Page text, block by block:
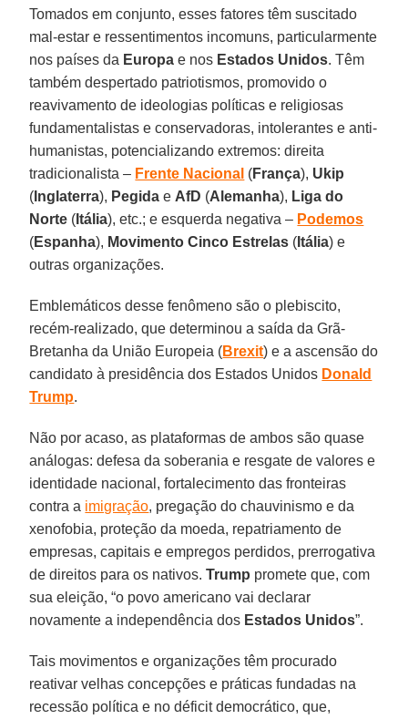
Tomados em conjunto, esses fatores têm suscitado
mal-estar e ressentimentos incomuns, particularmente
nos países da Europa e nos Estados Unidos. Têm
também despertado patriotismos, promovido o
reavivamento de ideologias políticas e religiosas
fundamentalistas e conservadoras, intolerantes e anti-
humanistas, potencializando extremos: direita
tradicionalista – Frente Nacional (França), Ukip
( Inglaterra), Pegida e AfD (Alemanha), Liga do
Norte ( Itália), etc.; e esquerda negativa – Podemos
(Espanha), Movimento Cinco Estrelas ( Itália) e
outras organizações.
Emblemáticos desse fenômeno são o plebiscito,
recém-realizado, que determinou a saída da Grã-
Bretanha da União Europeia (Brexit) e a ascensão do
candidato à presidência dos Estados Unidos Donald
Trump.
Não por acaso, as plataformas de ambos são quase
análogas: defesa da soberania e resgate de valores e
identidade nacional, fortalecimento das fronteiras
contra a imigração, pregação do chauvinismo e da
xenofobia, proteção da moeda, repatriamento de
empresas, capitais e empregos perdidos, prerrogativa
de direitos para os nativos.Trump promete que, com
sua eleição, “o povo americano vai declarar
novamente a independência dos Estados Unidos”.
Tais movimentos e organizações têm procurado
reativar velhas concepções e práticas fundadas na
recessão política e no déficit democrático, que,